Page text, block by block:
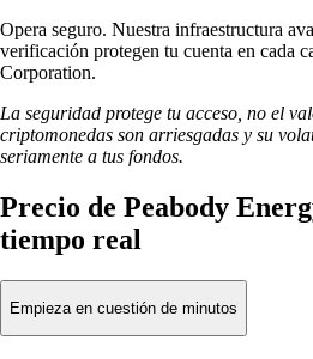
Opera seguro. Nuestra infraestructura
verificación protegen tu cuenta en cada
Corporation.
La seguridad protege tu acceso, no el
criptomonedas son arriesgadas y su
seriamente a tus fondos.
Precio de Peabody
tiempo real
Empieza en cuestión de minutos